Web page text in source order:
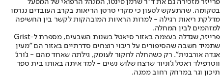
פרייזר מזכירה גם את ד"ר שרמן פינטו, המנהל הרפואי של המפעל
בטקומה, שהתעקש לטעון כי מקרי סרטן הריאות בקרב העובדים נגרמו
מדלקת ריאות רגילה - למרות הראיות המובהקות לקשר בין החשיפה
למזהמים לבין המחלה.
פרייזר, שגדלה בעצמה באזור סיאטל בשנות השבעים, מספרת ל-Grist
שתמיד חשבה שהסיפורים על ריבוי רוצחים סדרתיים באזור הם "מעין
אגדה אורבנית". רק כשהחלה לחקור לעומק, גילתה שאחד מהם - ג'ורג'
ווטרפילד ראסל ג'וניור שרצח שלוש נשים - למד איתה באותו בית ספר
תיכון וגר במרחק רחוב ממנה.